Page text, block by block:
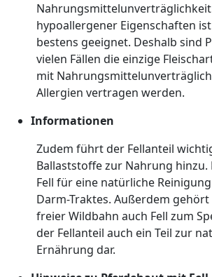
hypoallergener Eigenschaften
bestens geeignet. Deshalb sind
vielen Fällen die einzige
mit
Allergien vertragen werden.
Informationen
Zudem führt der Fellanteil
Ballaststoffe zur Nahrung hinzu.
Fell für eine natürliche
Darm-Traktes. Außerdem
freier Wildbahn auch Fell zum
der Fellanteil auch ein Teil zur
Ernährung dar.